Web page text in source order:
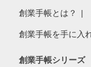
創業手帳とは？
創業手帳を手に入
創業手帳シリーズ